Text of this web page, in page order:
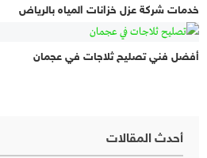
خدمات شركة عزل خزانات المياه بالرياض
أفضل فني تصليح ثلاجات في عجمان
أحدث المقالات